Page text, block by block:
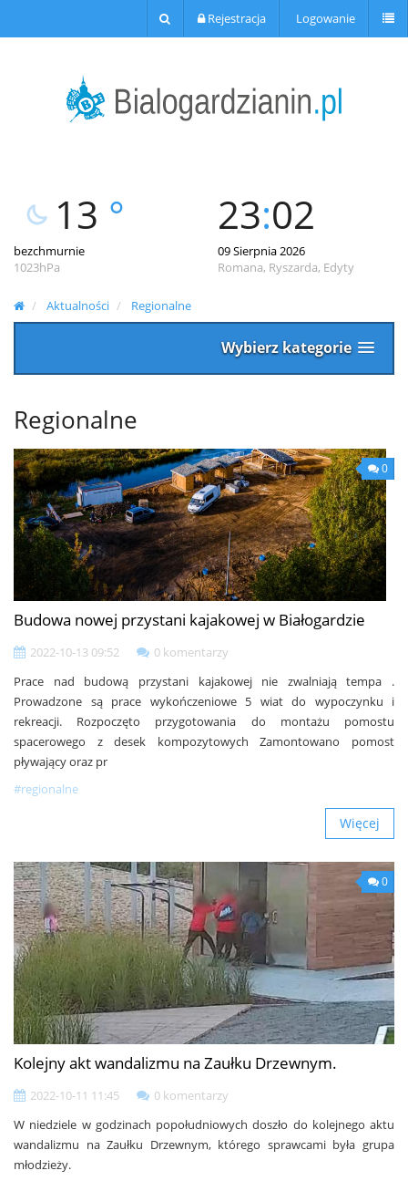
Rejestracja Logowanie
13 °
bezchmurnie
1023hPa
23:02
09 Sierpnia 2026
Romana, Ryszarda, Edyty
Aktualności Regionalne
Wybierz kategorie
Regionalne
0
Budowa nowej przystani kajakowej w Białogardzie
2022-10-13 09:52
0 komentarzy
Prace nad budową przystani kajakowej nie zwalniają tempa .
Prowadzone są prace wykończeniowe 5 wiat do wypoczynku i
rekreacji. Rozpoczęto przygotowania do montażu pomostu
spacerowego z desek kompozytowych Zamontowano pomost
pływający oraz pr
#regionalne
Więcej
0
Kolejny akt wandalizmu na Zaułku Drzewnym.
2022-10-11 11:45
0 komentarzy
W niedziele w godzinach popołudniowych doszło do kolejnego aktu
wandalizmu na Zaułku Drzewnym, którego sprawcami była grupa
młodzieży.